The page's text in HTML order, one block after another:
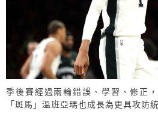
季後賽經過兩輪錯誤、學習、修正
「斑馬」溫班亞瑪也成長為更具攻防